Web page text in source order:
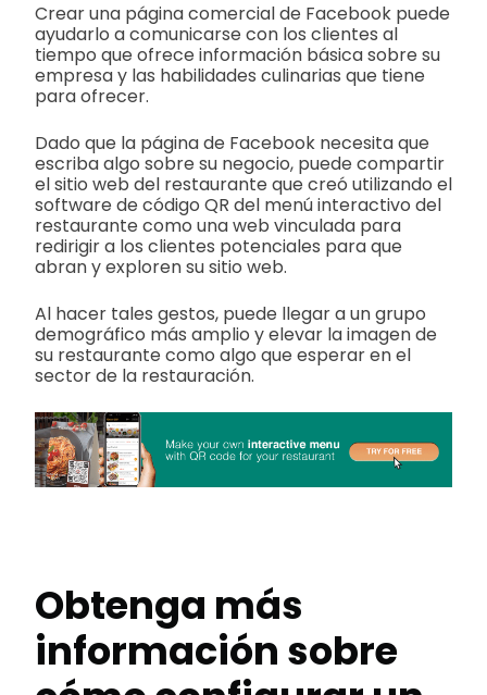
Crear una página comercial de Facebook puede
ayudarlo a comunicarse con los clientes al
tiempo que ofrece información básica sobre su
empresa y las habilidades culinarias que tiene
para ofrecer.
Dado que la página de Facebook necesita que
escriba algo sobre su negocio, puede compartir
el sitio web del restaurante que creó utilizando el
software de código QR del menú interactivo del
restaurante como una web vinculada para
redirigir a los clientes potenciales para que
abran y exploren su sitio web.
Al hacer tales gestos, puede llegar a un grupo
demográfico más amplio y elevar la imagen de
su restaurante como algo que esperar en el
sector de la restauración.
Obtenga más
información sobre